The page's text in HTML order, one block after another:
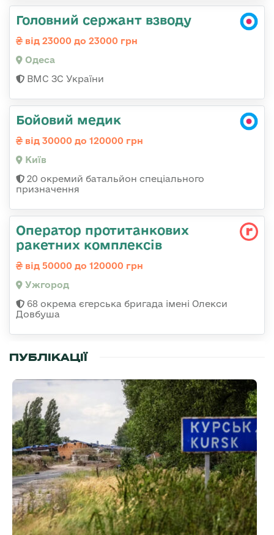
Головний сержант взводу
від 23000 до 23000 грн
Одеса
ВМС ЗС України
Бойовий медик
від 30000 до 120000 грн
Київ
20 окремий батальйон спеціального
призначення
Оператор протитанкових
ракетних комплексів
від 50000 до 120000 грн
Ужгород
68 окрема єгерська бригада імені Олекси
Довбуша
ПУБЛІКАЦІЇ